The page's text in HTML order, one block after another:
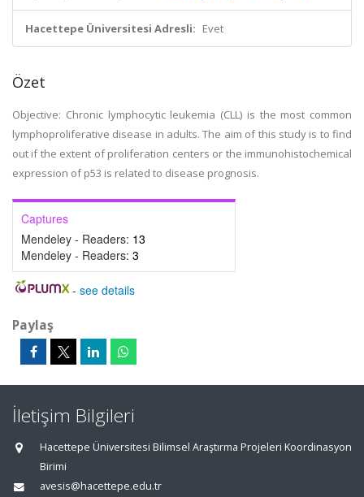
Hacettepe Üniversitesi Adresli: Evet
Özet
Objective: Chronic lymphocytic leukemia (CLL) is the most common
lymphoproliferative disease in adults. The aim of this study is to find
out if the extent of proliferation centers or the immunohistochemical
expression of p53 is related to disease prognosis.
Captures
Mendeley - Readers: 13
Mendeley - Readers: 3
- see details
Paylaş
İletişim Bilgileri
Hacettepe Üniversitesi Bilimsel Araştırma Projeleri Koordinasyon
Birimi
avesis@hacettepe.edu.tr